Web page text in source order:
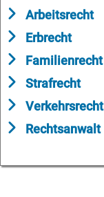
Arbeitsrecht
Erbrecht
Familienrecht
Strafrecht
Verkehrsrecht
Rechtsanwalt